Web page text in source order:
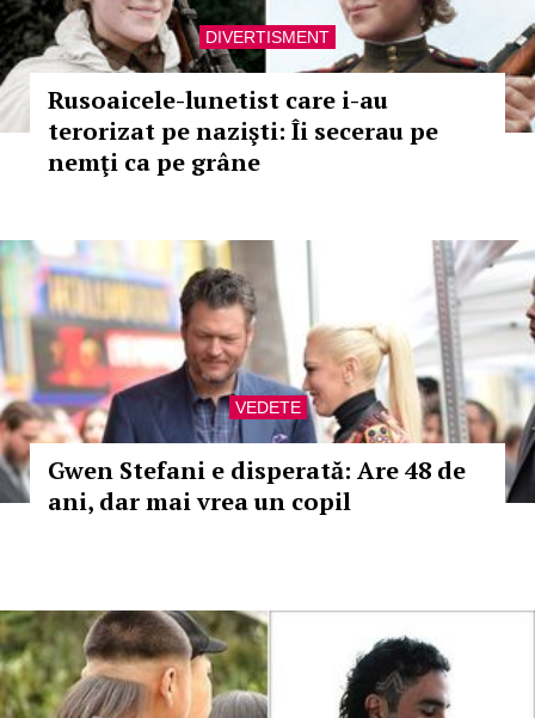
DIVERTISMENT
Rusoaicele-lunetist care i-au
terorizat pe nazişti: Îi secerau pe
nemţi ca pe grâne
VEDETE
Gwen Stefani e disperată: Are 48 de
ani, dar mai vrea un copil